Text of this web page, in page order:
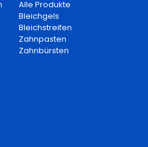
Alle Produkte
Bleichgels
Bleichstreifen
Zahnpasten
Zahnbürsten